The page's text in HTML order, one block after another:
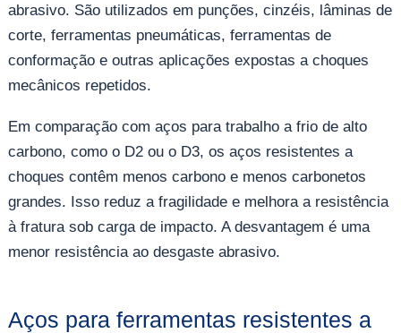
abrasivo. São utilizados em punções, cinzéis, lâminas de
corte, ferramentas pneumáticas, ferramentas de
conformação e outras aplicações expostas a choques
mecânicos repetidos.
Em comparação com aços para trabalho a frio de alto
carbono, como o D2 ou o D3, os aços resistentes a
choques contêm menos carbono e menos carbonetos
grandes. Isso reduz a fragilidade e melhora a resistência
à fratura sob carga de impacto. A desvantagem é uma
menor resistência ao desgaste abrasivo.
Aços para ferramentas resistentes a